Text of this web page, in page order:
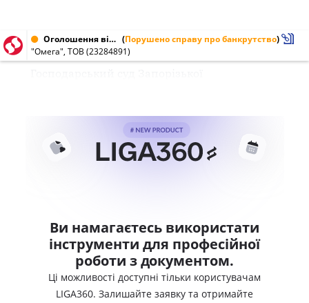
Оголошення від 24.02.2004 № 23284891 (Порушено справу про банкрутство)
"Омега", ТОВ (23284891)
Ви намагаєтесь використати
інструменти для професійної
роботи з документом.
Ці можливості доступні тільки користувачам
LIGA360. Залишайте заявку та отримайте